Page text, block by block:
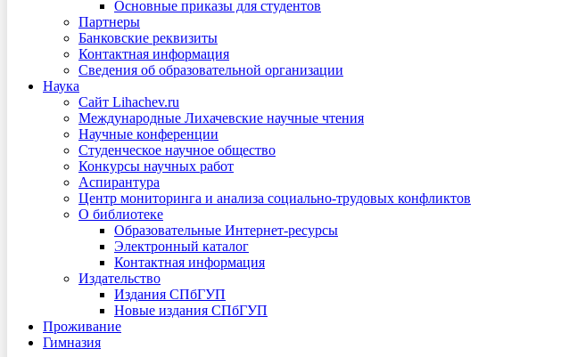
Основные приказы для студентов
Партнеры
Банковские реквизиты
Контактная информация
Сведения об образовательной организации
Наука
Сайт Lihachev.ru
Международные Лихачевские научные чтения
Научные конференции
Студенческое научное общество
Конкурсы научных работ
Аспирантура
Центр мониторинга и анализа социально-трудовых конфликтов
О библиотеке
Образовательные Интернет-ресурсы
Электронный каталог
Контактная информация
Издательство
Издания СПбГУП
Новые издания СПбГУП
Проживание
Гимназия